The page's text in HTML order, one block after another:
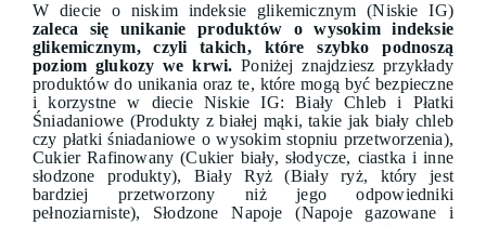
W diecie o niskim indeksie glikemicznym (Niskie IG)
zaleca się unikanie produktów o wysokim indeksie
glikemicznym, czyli takich, które szybko podnoszą
poziom glukozy we krwi. Poniżej znajdziesz przykłady
produktów do unikania oraz te, które mogą być bezpieczne
i korzystne w diecie Niskie IG: Biały Chleb i Płatki
Śniadaniowe (Produkty z białej mąki, takie jak biały chleb
czy płatki śniadaniowe o wysokim stopniu przetworzenia),
Cukier Rafinowany (Cukier biały, słodycze, ciastka i inne
słodzone produkty), Biały Ryż (Biały ryż, który jest
bardziej przetworzony niż jego odpowiedniki
pełnoziarniste), Słodzone Napoje (Napoje gazowane i